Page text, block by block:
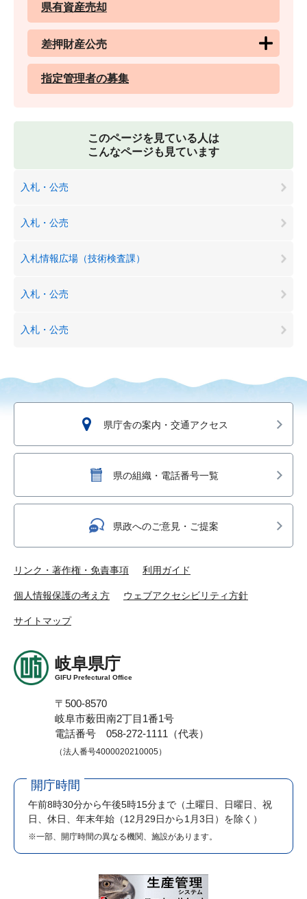
県有資産売却
差押財産公売
指定管理者の募集
このページを見ている人は
こんなページも見ています
入札・公売
入札・公売
入札情報広場（技術検査課）
入札・公売
入札・公売
県庁舎の案内・交通アクセス
県の組織・電話番号一覧
県政へのご意見・ご提案
リンク・著作権・免責事項 利用ガイド
個人情報保護の考え方 ウェブアクセシビリティ方針
サイトマップ
岐阜県庁
GIFU Prefectural Office
〒500-8570
岐阜市薮田南2丁目1番1号
電話番号 058-272-1111（代表）
（法人番号4000020210005）
開庁時間
午前8時30分から午後5時15分まで （土曜日、日曜日、祝
日、休日、年末年始（12月29日から1月3日）を除く）
※一部、開庁時間の異なる機関、施設があります。